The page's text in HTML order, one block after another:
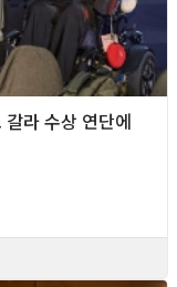
라 수상 연단에